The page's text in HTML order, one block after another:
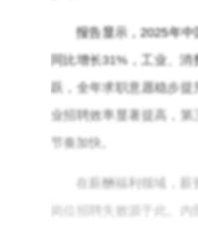
报告显示，2025年
同比增长31%，工业、
跃，全年求职意愿稳步
业招聘效率显著提高，
节奏加快。
在薪酬福利领域，
岗位招聘失败源于此。